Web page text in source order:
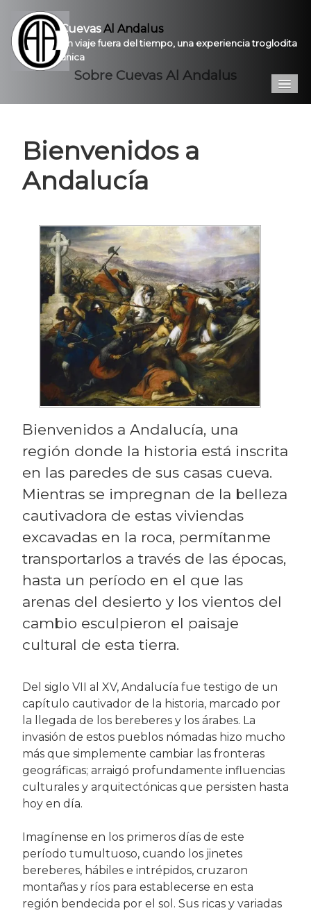
CuevasAl Andalus
Un viaje fuera del tiempo, una experiencia troglodita
única
Introducción
Contacto
Pro
VPC
Sobre Cuevas Al Andalus
Bienvenidos a
Andalucía
Bienvenidos a Andalucía, una
región donde la historia está inscrita
en las paredes de sus casas cueva.
Mientras se impregnan de la belleza
cautivadora de estas viviendas
excavadas en la roca, permítanme
transportarlos a través de las épocas,
hasta un período en el que las
arenas del desierto y los vientos del
cambio esculpieron el paisaje
cultural de esta tierra.
Del siglo VII al XV, Andalucía fue testigo de un
capítulo cautivador de la historia, marcado por
la llegada de los bereberes y los árabes. La
invasión de estos pueblos nómadas hizo mucho
más que simplemente cambiar las fronteras
geográficas; arraigó profundamente influencias
culturales y arquitectónicas que persisten hasta
hoy en día.
Imagínense en los primeros días de este
período tumultuoso, cuando los jinetes
bereberes, hábiles e intrépidos, cruzaron
montañas y ríos para establecerse en esta
región bendecida por el sol. Sus ricas y variadas